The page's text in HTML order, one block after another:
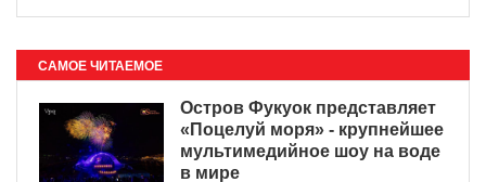
САМОЕ ЧИТАЕМОЕ
Остров Фукуок представляет
«Поцелуй моря» - крупнейшее
мультимедийное шоу на воде
в мире